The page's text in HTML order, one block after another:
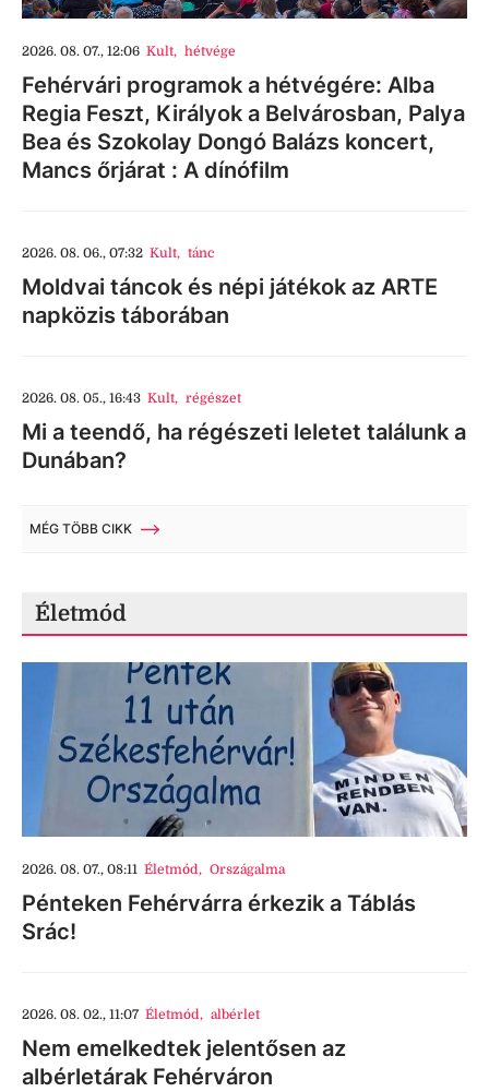
2026. 08. 07., 12:06 Kult, hétvége
Fehérvári programok a hétvégére: Alba
Regia Feszt, Királyok a Belvárosban, Palya
Bea és Szokolay Dongó Balázs koncert,
Mancs őrjárat : A dínófilm
2026. 08. 06., 07:32 Kult, tánc
Moldvai táncok és népi játékok az ARTE
napközis táborában
2026. 08. 05., 16:43 Kult, régészet
Mi a teendő, ha régészeti leletet találunk a
Dunában?
MÉG TÖBB CIKK
Életmód
2026. 08. 07., 08:11 Életmód, Országalma
Pénteken Fehérvárra érkezik a Táblás
Srác!
2026. 08. 02., 11:07 Életmód, albérlet
Nem emelkedtek jelentősen az
albérletárak Fehérváron